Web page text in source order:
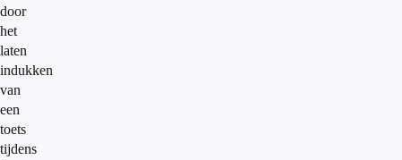
door
het
laten
indukken
van
een
toets
tijdens